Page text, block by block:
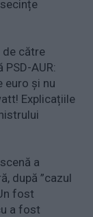
de către
AUR:
euro și nu
Explicațiile
a
după ”cazul
fost
a fost